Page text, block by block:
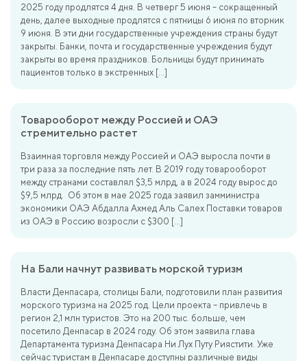
2025 году продлятся 4 дня. В четверг 5 июня – сокращенный
день, далее выходные продлятся с пятницы 6 июня по вторник
9 июня. В эти дни государственные учреждения страны будут
закрыты. Банки, почта и государственные учреждения будут
закрыты во время праздников. Больницы будут принимать
пациентов только в экстренных […]
Товарооборот между Россией и ОАЭ
стремительно растет
Взаимная торговля между Россией и ОАЭ выросла почти в
три раза за последние пять лет. В 2019 году товарооборот
между странами составлял $3,5 млрд, а в 2024 году вырос до
$9,5 млрд. Об этом в мае 2025 года заявил замминистра
экономики ОАЭ Абдалла Ахмед Аль Салех Поставки товаров
из ОАЭ в Россию возросли с $300 […]
На Бали начнут развивать морской туризм
Власти Денпасара, столицы Бали, подготовили план развития
морского туризма на 2025 год. Цели проекта – привлечь в
регион 2,1 млн туристов. Это на 200 тыс. больше, чем
посетило Денпасар в 2024 году. Об этом заявила глава
Департамента туризма Денпасара Ни Лух Путу Риястити. Уже
сейчас туристам в Денпасаре доступны различные виды